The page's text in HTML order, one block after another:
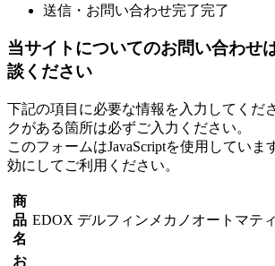
送信・お問い合わせ完了完了
当サイトについてのお問い合わせ
談ください
下記の項目に必要な情報を入力してくだ
クがある箇所は必ずご入力ください。
このフォームはJavaScriptを使用していま
効にしてご利用ください。
商
品
名
EDOX デルフィンメカノオートマテ
お